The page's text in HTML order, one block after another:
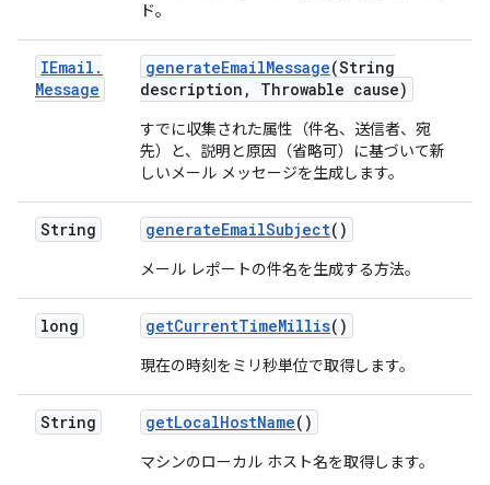
ド。
IEmail .
Message
generateEmailMessage(String
description , Throwable cause)
すでに収集された属性（件名、送信者、宛
先）と、説明と原因（省略可）に基づいて新
しいメール メッセージを生成します。
String generateEmailSubject()
メール レポートの件名を生成する方法。
long getCurrentTimeMillis()
現在の時刻をミリ秒単位で取得します。
String getLocalHostName()
マシンのローカル ホスト名を取得します。